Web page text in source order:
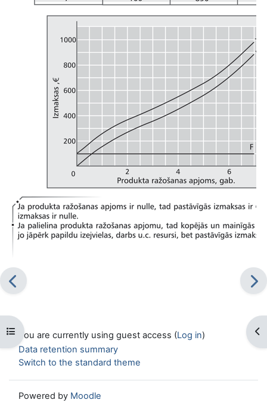
Open course index
You are currently using guest access (Log in)
Data retention summary
Switch to the standard theme
Powered by Moodle